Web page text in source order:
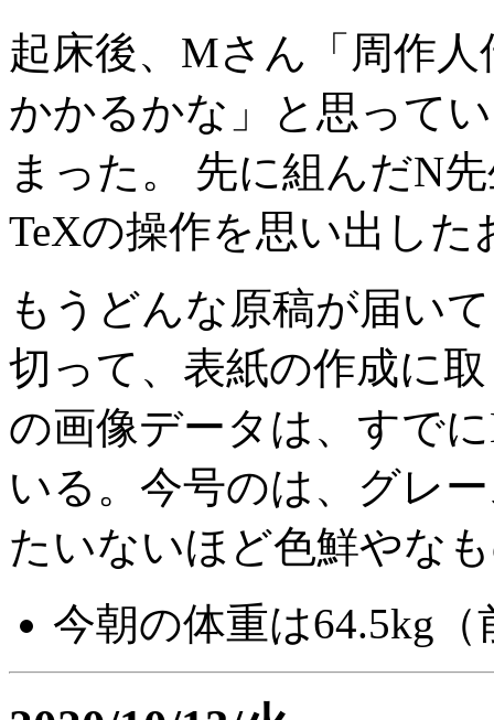
起床後、Mさん「周作
かかるかな」と思って
まった。 先に組んだN
TeXの操作を思い出した
もうどんな原稿が届い
切って、表紙の作成に
の画像データは、すで
いる。今号のは、グレ
たいないほど色鮮やな
今朝の体重は64.5kg（